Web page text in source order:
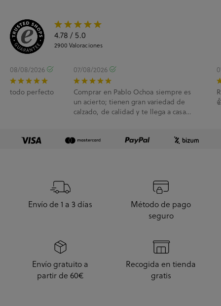
4.78 / 5.0
2900 Valoraciones
08/08/2026
todo perfecto
07/08/2026
Comprar en Pablo Ochoa siempre es
un acierto; tienen gran variedad de
calzado, de calidad y te llega a casa
Envío de 1 a 3 días
Método de pago
seguro
Envío gratuito a
partir de 60€
Recogida en tienda
gratis